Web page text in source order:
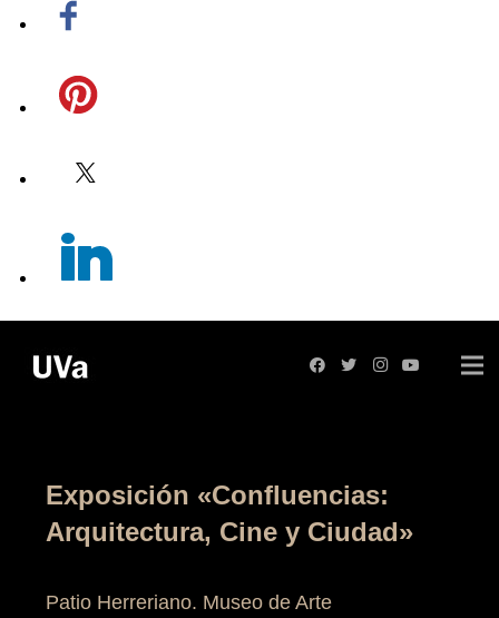
Exposición «Confluencias:
Arquitectura, Cine y Ciudad»
Patio Herreriano. Museo de Arte